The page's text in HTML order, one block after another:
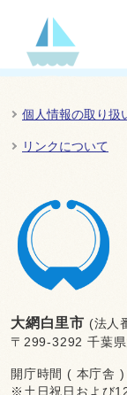
個人情報の取り扱
リンクについて
大網白里市 (法人
〒299-3292 千葉
開庁時間 ( 本庁舎
※土日祝日および